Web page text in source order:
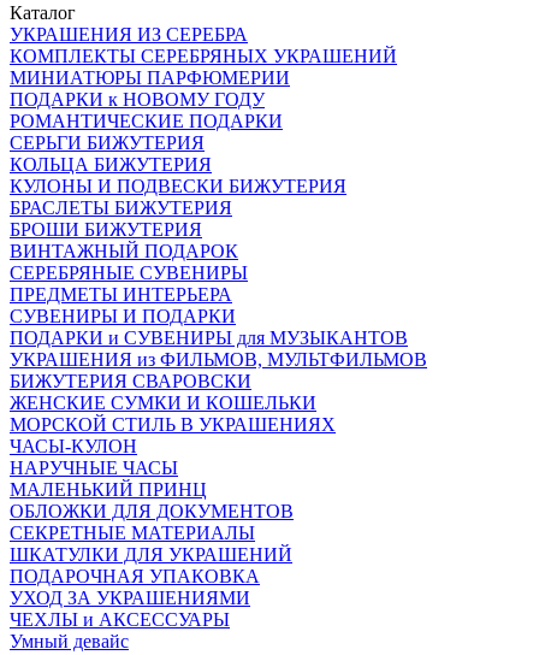
Каталог
УКРАШЕНИЯ ИЗ СЕРЕБРА
КОМПЛЕКТЫ СЕРЕБРЯНЫХ УКРАШЕНИЙ
МИНИАТЮРЫ ПАРФЮМЕРИИ
ПОДАРКИ к НОВОМУ ГОДУ
РОМАНТИЧЕСКИЕ ПОДАРКИ
СЕРЬГИ БИЖУТЕРИЯ
КОЛЬЦА БИЖУТЕРИЯ
КУЛОНЫ И ПОДВЕСКИ БИЖУТЕРИЯ
БРАСЛЕТЫ БИЖУТЕРИЯ
БРОШИ БИЖУТЕРИЯ
ВИНТАЖНЫЙ ПОДАРОК
СЕРЕБРЯНЫЕ СУВЕНИРЫ
ПРЕДМЕТЫ ИНТЕРЬЕРА
СУВЕНИРЫ И ПОДАРКИ
ПОДАРКИ и СУВЕНИРЫ для МУЗЫКАНТОВ
УКРАШЕНИЯ из ФИЛЬМОВ, МУЛЬТФИЛЬМОВ
БИЖУТЕРИЯ СВАРОВСКИ
ЖЕНСКИЕ СУМКИ И КОШЕЛЬКИ
МОРСКОЙ СТИЛЬ В УКРАШЕНИЯХ
ЧАСЫ-КУЛОН
НАРУЧНЫЕ ЧАСЫ
МАЛЕНЬКИЙ ПРИНЦ
ОБЛОЖКИ ДЛЯ ДОКУМЕНТОВ
СЕКРЕТНЫЕ МАТЕРИАЛЫ
ШКАТУЛКИ ДЛЯ УКРАШЕНИЙ
ПОДАРОЧНАЯ УПАКОВКА
УХОД ЗА УКРАШЕНИЯМИ
ЧEХЛЫ и АКСЕССУАРЫ
Умный девайс